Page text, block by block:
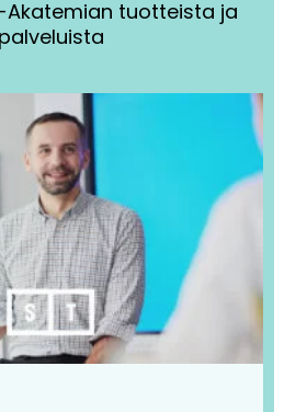
Akatemian tuotteista ja
palveluista
useampi
muunnelma.
Voit
tehdä
valinnat
tuotteen
useampi
muunnelma.
Voit
tehdä
valinnat
tuotteen